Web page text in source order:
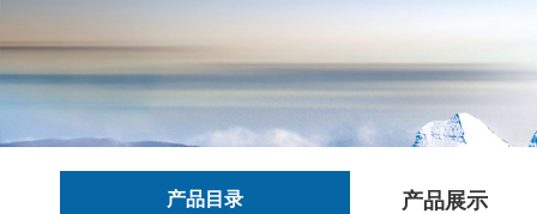
产品目录 产品展示